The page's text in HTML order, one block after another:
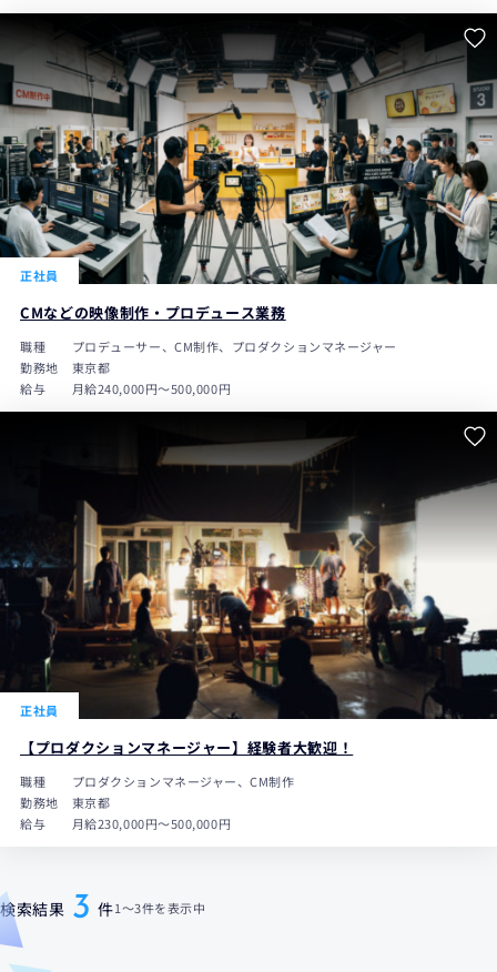
正社員
CMなどの映像制作・プロデュース業務
職種
プロデューサー、CM制作、プロダクションマネージャー
勤務地
東京都
給与
月給240,000円〜500,000円
正社員
【プロダクションマネージャー】経験者大歓迎！
職種
プロダクションマネージャー、CM制作
勤務地
東京都
給与
月給230,000円〜500,000円
検索結果 3 件1〜3件を表示中